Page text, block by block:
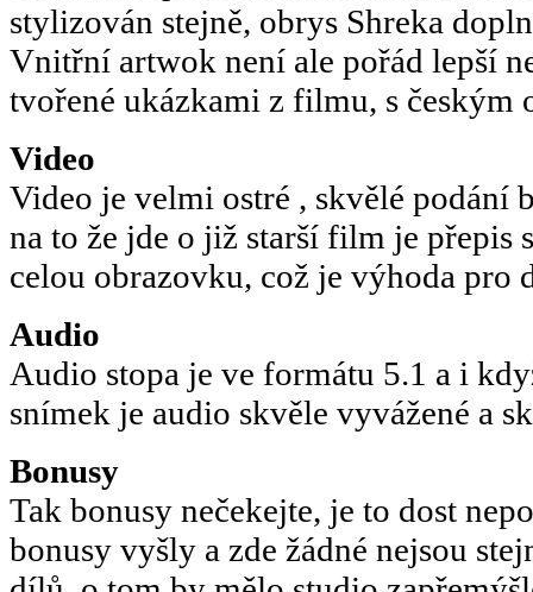
stylizován stejně, obrys Shreka
Vnitřní artwok není ale pořád lepší
tvořené ukázkami z filmu, s českým
Video
Video je velmi ostré , skvělé podání
na to že jde o již starší film je přepis
celou obrazovku, což je výhoda pro
Audio
Audio stopa je ve formátu 5.1 a i
snímek je audio skvěle vyvážené a
Bonusy
Tak bonusy nečekejte, je to dost
bonusy vyšly a zde žádné nejsou